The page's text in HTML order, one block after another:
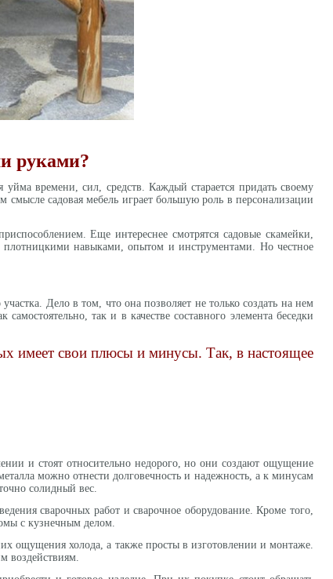
руками?
уйма времени, сил, средств. Каждый старается придать своему
смысле садовая мебель играет большую роль в персонализации
Еще интереснее смотрятся садовые скамейки,
плотницкими навыками, опытом и инструментами. Но честное
Дело в том, что она позволяет не только создать на нем
так и в качестве составного элемента беседки
имеет свои плюсы и минусы. Так, в настоящее
и стоят относительно недорого, но они создают ощущение
можно отнести долговечность и надежность, а к минусам
солидный вес.
сварочных работ и сварочное оборудование. Кроме того,
с кузнечным делом.
ощущения холода, а также просты в изготовлении и монтаже.
воздействиям.